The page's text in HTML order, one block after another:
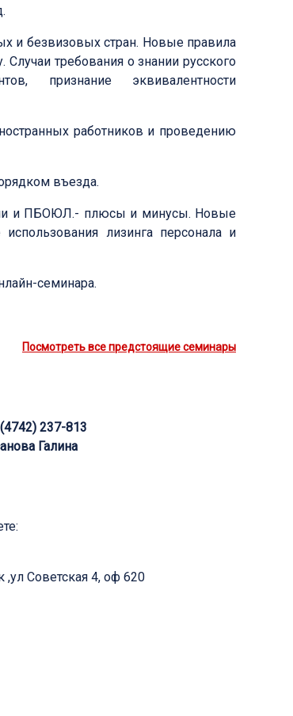
и безвизовых стран. Новые правила
требования о знании русского
признание эквивалентности
работников и проведению
въезда.
и ПБОЮЛ.- плюсы и минусы. Новые
лизинга персонала и
семинара.
Посмотреть все предстоящие семинары
237-813
Галина
,ул Советская 4, оф 620